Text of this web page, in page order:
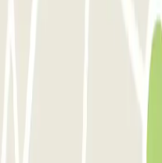
dichtbij Easy
bij het vliegveld van Nice-
(NCE)
bij het vliegveld van Nice-